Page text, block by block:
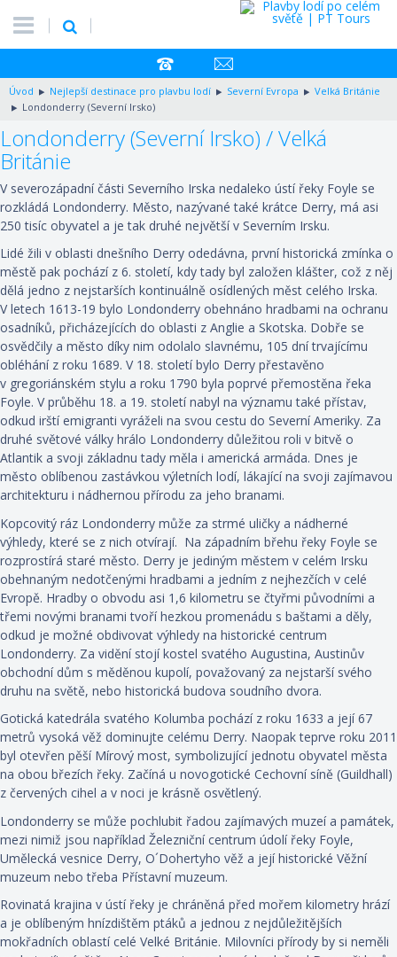
Úvod Nejlepší destinace pro plavbu lodí Severní Evropa
Velká Británie
Londonderry (Severní Irsko)
Londonderry (Severní Irsko) / Velká
Británie
V severozápadní části Severního Irska nedaleko ústí řeky Foyle se
rozkládá Londonderry. Město, nazývané také krátce Derry, má asi
250 tisíc obyvatel a je tak druhé největší v Severním Irsku.
Lidé žili v oblasti dnešního Derry odedávna, první historická zmínka o
městě pak pochází z 6. století, kdy tady byl založen klášter, což z něj
dělá jedno z nejstarších kontinuálně osídlených měst celého Irska.
V letech 1613-19 bylo Londonderry obehnáno hradbami na ochranu
osadníků, přicházejících do oblasti z Anglie a Skotska. Dobře se
osvědčily a město díky nim odolalo slavnému, 105 dní trvajícímu
obléhání z roku 1689. V 18. století bylo Derry přestavěno
v gregoriánském stylu a roku 1790 byla poprvé přemostěna řeka
Foyle. V průběhu 18. a 19. století nabyl na významu také přístav,
odkud irští emigranti vyráželi na svou cestu do Severní Ameriky. Za
druhé světové války hrálo Londonderry důležitou roli v bitvě o
Atlantik a svoji základnu tady měla i americká armáda. Dnes je
město oblíbenou zastávkou výletních lodí, lákající na svoji zajímavou
architekturu i nádhernou přírodu za jeho branami.
Kopcovitý ráz Londonderry může za strmé uličky a nádherné
výhledy, které se z nich otvírají. Na západním břehu řeky Foyle se
rozprostírá staré město. Derry je jediným městem v celém Irsku
obehnaným nedotčenými hradbami a jedním z nejhezčích v celé
Evropě. Hradby o obvodu asi 1,6 kilometru se čtyřmi původními a
třemi novými branami tvoří hezkou promenádu s baštami a děly,
odkud je možné obdivovat výhledy na historické centrum
Londonderry. Za vidění stojí kostel svatého Augustina, Austinův
obchodní dům s měděnou kupolí, považovaný za nejstarší svého
druhu na světě, nebo historická budova soudního dvora.
Gotická katedrála svatého Kolumba pochází z roku 1633 a její 67
metrů vysoká věž dominujte celému Derry. Naopak teprve roku 2011
byl otevřen pěší Mírový most, symbolizující jednotu obyvatel města
na obou březích řeky. Začíná u novogotické Cechovní síně (Guildhall)
z červených cihel a v noci je krásně osvětlený.
Londonderry se může pochlubit řadou zajímavých muzeí a památek,
mezi nimiž jsou například Železniční centrum údolí řeky Foyle,
Umělecká vesnice Derry, O´Dohertyho věž a její historické Věžní
muzeum nebo třeba Přístavní muzeum.
Rovinatá krajina v ústí řeky je chráněná před mořem kilometry hrází
a je oblíbeným hnízdištěm ptáků a jednou z nejdůležitějších
mokřadních oblastí celé Velké Británie. Milovníci přírody by si neměli